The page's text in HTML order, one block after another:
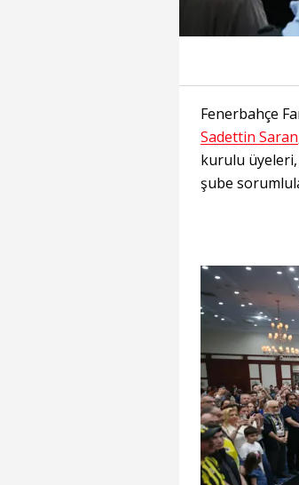
Fenerbahçe
Sadettin Saran
kurulu
şube